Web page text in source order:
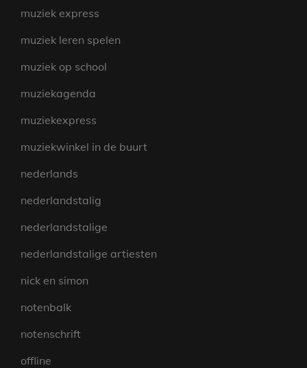
muziek express
muziek leren spelen
muziek op school
muziekagenda
muziekexpress
muziekwinkel in de buurt
nederlands
nederlandstalig
nederlandstalige
nederlandstalige artiesten
nick en simon
notenbalk
notenschrift
offline